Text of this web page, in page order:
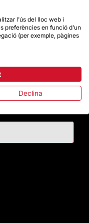
l'ús del lloc web i
preferències en funció d'un
(per exemple, pàgines
Declina